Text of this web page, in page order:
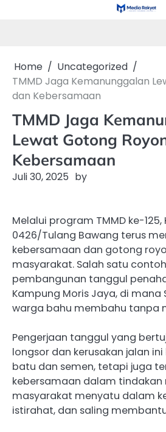
Home
Uncategorized
TMMD Jaga Kemanunggalan
dan Kebersamaan
TMMD Jaga
Lewat Gotong
Kebersamaan
Juli 30, 2025 by
Melalui program TMMD ke-125,
0426/Tulang Bawang terus
kebersamaan dan gotong
masyarakat. Salah satu
pembangunan tanggul
Kampung Moris Jaya, di mana
warga bahu membahu tanpa
Pengerjaan tanggul yang
longsor dan kerusakan jalan
batu dan semen, tetapi juga
kebersamaan dalam tindakan
masyarakat menyatu dalam
istirahat, dan saling